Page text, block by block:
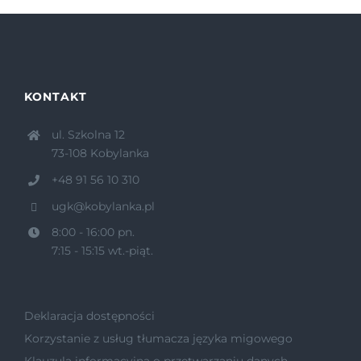
KONTAKT
ul. Szkolna 12
73-108 Kobylanka
+48 91 56 10 310
ugk@kobylanka.pl
8:00 - 16:00 pn.
7:15 - 15:15 wt.-piąt.
Deklaracja dostępności
Korzystanie z usług tłumacza języka migowego